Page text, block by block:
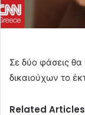
Σε δύο φάσεις θα
δικαιούχων το
Related Articles